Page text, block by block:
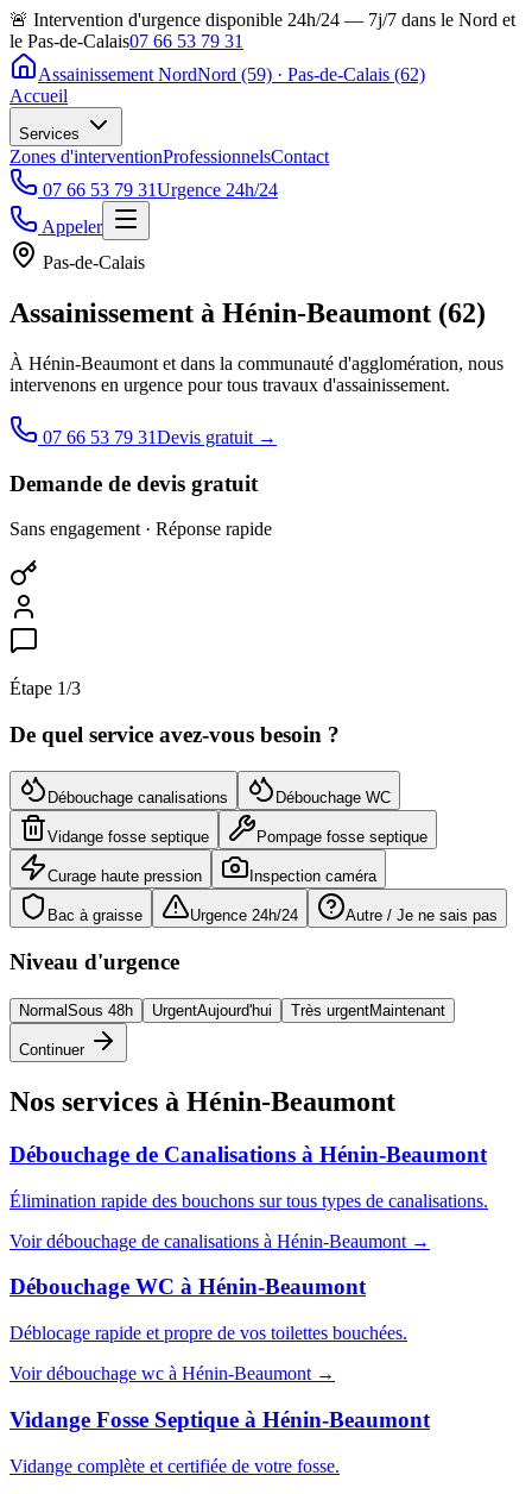
🚨 Intervention d'urgence disponible 24h/24 — 7j/7 dans le Nord et
le Pas-de-Calais07 66 53 79 31
Assainissement NordNord (59) · Pas-de-Calais (62)
Accueil
Services
Zones d'interventionProfessionnelsContact
07 66 53 79 31Urgence 24h/24
Appeler
Pas-de-Calais
Assainissement à Hénin-Beaumont (62)
À Hénin-Beaumont et dans la communauté d'agglomération, nous
intervenons en urgence pour tous travaux d'assainissement.
07 66 53 79 31Devis gratuit →
Demande de devis gratuit
Sans engagement · Réponse rapide
Étape 1/3
De quel service avez-vous besoin ?
Débouchage canalisations Débouchage WC
Vidange fosse septique Pompage fosse septique
Curage haute pression Inspection caméra
Bac à graisse Urgence 24h/24 Autre / Je ne sais pas
Niveau d'urgence
NormalSous 48h UrgentAujourd'hui Très urgentMaintenant
Continuer
Nos services à Hénin-Beaumont
Débouchage de Canalisations à Hénin-Beaumont
Élimination rapide des bouchons sur tous types de canalisations.
Voirdébouchage de canalisations à Hénin-Beaumont →
Débouchage WC à Hénin-Beaumont
Déblocage rapide et propre de vos toilettes bouchées.
Voirdébouchage wc à Hénin-Beaumont →
Vidange Fosse Septique à Hénin-Beaumont
Vidange complète et certifiée de votre fosse.